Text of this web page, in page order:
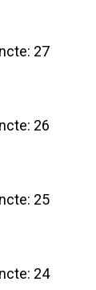
27
26
25
24